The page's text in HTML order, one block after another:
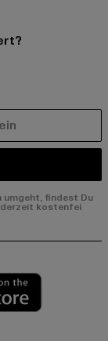
umgeht, findest Du
kostenfei